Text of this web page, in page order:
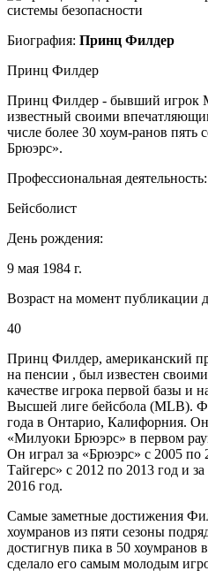
Биография: Принц Филдер
Принц Филдер
Принц Филдер - бывший игрок
известный своими
числе более 30 хоум-ранов пять
Брюэрс».
Профессиональная деятельность:
Бейсболист
День рождения:
9 мая 1984 г.
Возраст на момент публикации
40
Принц Филдер, американский
на пенсии , был известен
качестве игрока первой базы и
Высшей лиге бейсбола (MLB).
года в Онтарио, Калифорния.
«Милуоки Брюэрс» в первом
Он играл за «Брюэрс» с 2005 по
Тайгерс» с 2012 по 2013 год и
2016 год.
Самые заметные достижения
хоумранов из пяти сезоны
достигнув пика в 50 хоумранов
сделало его самым молодым